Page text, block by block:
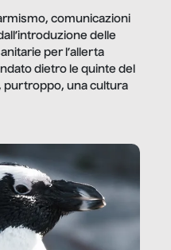
comunicazioni
delle
per l’allerta
dietro le quinte del
purtroppo, una cultura